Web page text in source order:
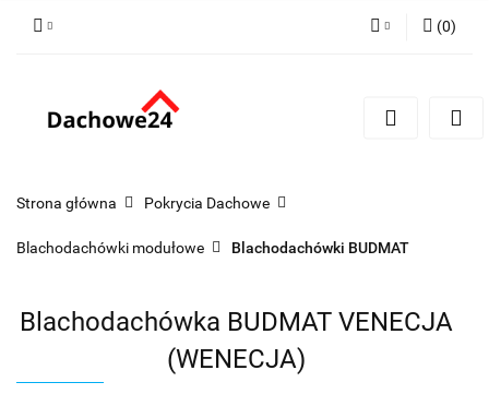
Zarejestruj się
(0)
Strona główna Pokrycia Dachowe
Blachodachówki modułowe Blachodachówki BUDMAT
Blachodachówka BUDMAT VENECJA
(WENECJA)